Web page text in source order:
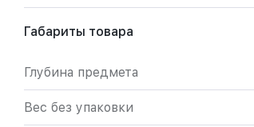
Габариты товара
Глубина предмета
Вес без упаковки